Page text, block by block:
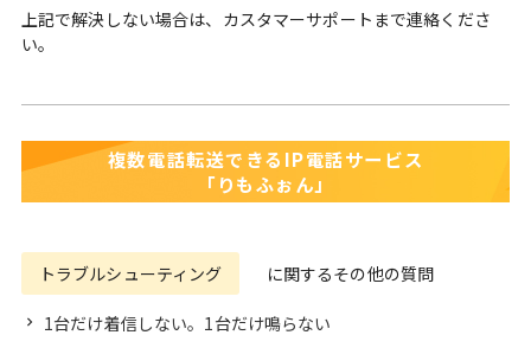
上記で解決しない場合は、カスタマーサポートまで連絡くださ
い。
複数電話転送できるIP電話サービス
「りもふぉん」
トラブルシューティング に関するその他の質問
1台だけ着信しない。1台だけ鳴らない